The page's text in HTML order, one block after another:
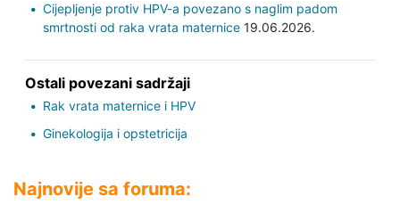
Cijepljenje protiv HPV-a povezano s naglim padom
smrtnosti od raka vrata maternice19.06.2026.
Ostali povezani sadržaji
Rak vrata maternice i HPV
Ginekologija i opstetricija
Najnovije sa foruma: